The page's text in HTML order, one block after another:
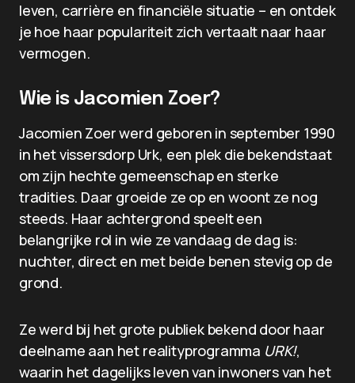
leven, carrière en financiële situatie – en ontdek
je hoe haar populariteit zich vertaalt naar haar
vermogen.
Wie is Jacomien Zoer?
Jacomien Zoer werd geboren in september 1990
in het vissersdorp Urk, een plek die bekendstaat
om zijn hechte gemeenschap en sterke
tradities. Daar groeide ze op en woont ze nog
steeds. Haar achtergrond speelt een
belangrijke rol in wie ze vandaag de dag is:
nuchter, direct en met beide benen stevig op de
grond.
Ze werd bij het grote publiek bekend door haar
deelname aan het realityprogramma URK!,
waarin het dagelijks leven van inwoners van het